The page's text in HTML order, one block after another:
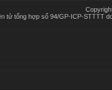
tử tổng hợp số 94/GP-ICP-STTTT